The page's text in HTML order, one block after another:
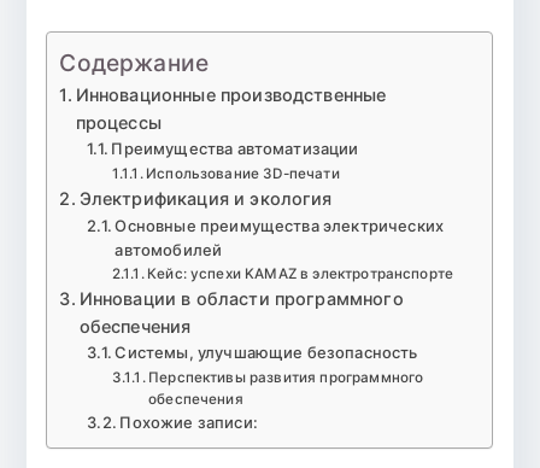
Содержание
Инновационные производственные
процессы
Преимущества автоматизации
Использование 3D-печати
Электрификация и экология
Основные преимущества электрических
автомобилей
Кейс: успехи KAMAZ в электротранспорте
Инновации в области программного
обеспечения
Системы, улучшающие безопасность
Перспективы развития программного
обеспечения
Похожие записи: